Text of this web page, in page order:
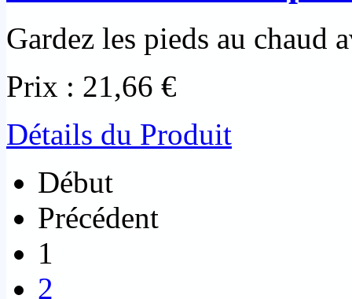
Gardez les pieds au chaud
Prix : 21,66 €
Détails du Produit
Début
Précédent
1
2